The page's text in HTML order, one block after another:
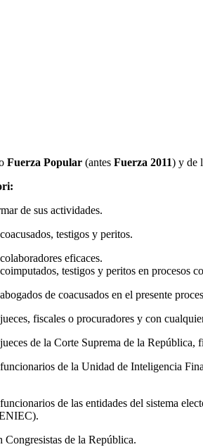
Fuerza Popular (antes Fuerza 2011) y de
de sus actividades.
testigos y peritos.
eficaces.
testigos y peritos en procesos
de coacusados en el presente
fiscales o procuradores y con
de la Corte Suprema de la
de la Unidad de Inteligencia
de las entidades del sistema
de la República.